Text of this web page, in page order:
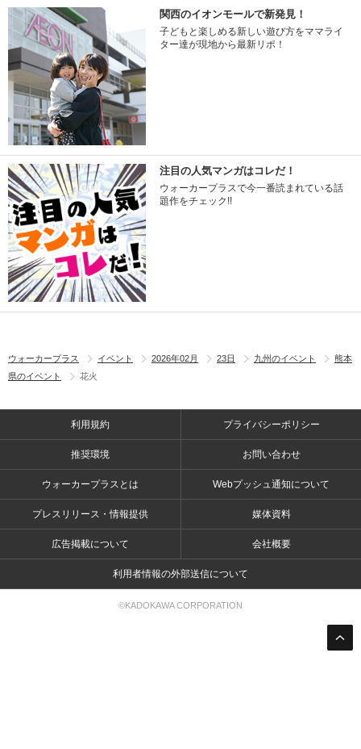
関西のイオンモールで新発見！
子どもと楽しめる新しい遊び方をママライ
ター達が現地から最新リポ！
注目の人気マンガはコレだ！
ウォーカープラスで今一番読まれている話
題作をチェック!!
ウォーカープラス イベント 2026年02月 23日 九州のイベント
熊本
県のイベント
花火
利用規約 プライバシーポリシー
推奨環境 お問い合わせ
ウォーカープラスとは Webプッシュ通知について
プレスリリース・情報提供 媒体資料
広告掲載について 会社概要
利用者情報の外部送信について
©KADOKAWA CORPORATION